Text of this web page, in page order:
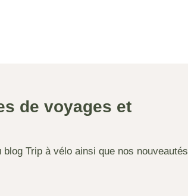
de voyages et
Trip à vélo ainsi que nos nouveautés